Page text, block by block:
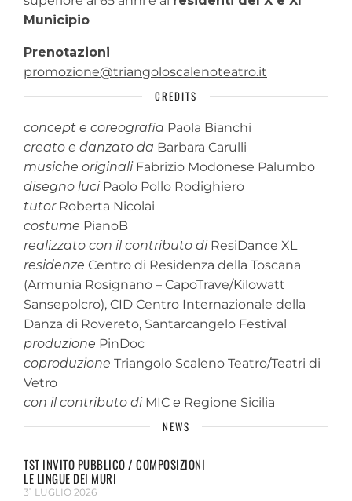
Municipio
Prenotazioni
promozione@triangoloscalenoteatro.it
CREDITS
concept e coreografia Paola Bianchi
creato e danzato da Barbara Carulli
musiche originali Fabrizio Modonese Palumbo
disegno luci Paolo Pollo Rodighiero
tutor Roberta Nicolai
costume PianoB
realizzato con il contributo di ResiDance XL
residenze Centro di Residenza della Toscana
(Armunia Rosignano – CapoTrave/Kilowatt
Sansepolcro), CID Centro Internazionale della
Danza di Rovereto, Santarcangelo Festival
produzione PinDoc
coproduzione Triangolo Scaleno Teatro/Teatri di
Vetro
con il contributo diMIC e Regione Sicilia
NEWS
TST INVITO PUBBLICO / COMPOSIZIONI
LE LINGUE DEI MURI
31 LUGLIO 2026